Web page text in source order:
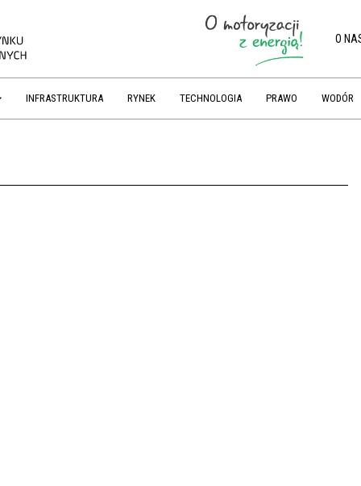
O
INFRASTRUKTURA RYNEK TECHNOLOGIA PRAWO WODÓR